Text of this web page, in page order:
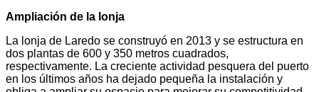
Ampliación de la lonja
La lonja de Laredo se construyó en 2013 y se estructura en
dos plantas de 600 y 350 metros cuadrados,
respectivamente. La creciente actividad pesquera del puerto
en los últimos años ha dejado pequeña la instalación y